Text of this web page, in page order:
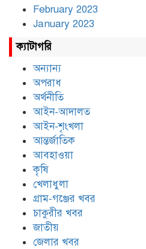
February 2023
January 2023
ক্যাটাগরি
অন্যান্য
অপরাধ
অর্থনীতি
আইন-আদালত
আইন-শৃংখলা
আন্তর্জাতিক
আবহাওয়া
কৃষি
খেলাধুলা
গ্রাম-গঞ্জের খবর
চাকুরীর খবর
জাতীয়
জেলার খবর